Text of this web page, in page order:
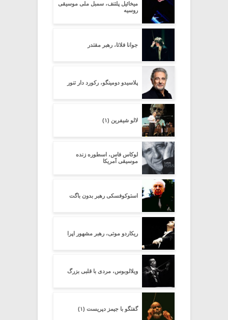
میخائیل پلتنف، سمبل ملی موسیقی
روسیه
جوانا فلاتا، رهبر مقتدر
پلاسیدو دومینگو، رکورد دار تنور
لالو شیفرین (۱)
لوکاس فاس، اسطوره زنده
موسیقی آمریکا
استوکوفسکی رهبر بدون باگت
ریکاردو موتی، رهبر مشهور اپرا
ویلالوبوس، مردی با قلبی بزرگ
گفتگو با جیمز دپریست (۱)